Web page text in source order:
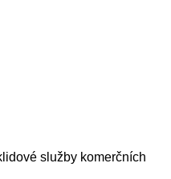
služby komerčních